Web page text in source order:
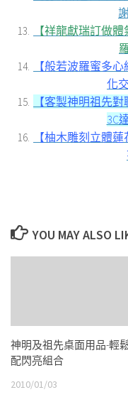
【祥龍獻瑞訂做
【般若波羅蜜多
化
【客製神明祖先
3C
【柚木雕刻立體
YOU MAY ALSO
神明及祖先桌面用品-輕
配閃亮組合
2010/01/03